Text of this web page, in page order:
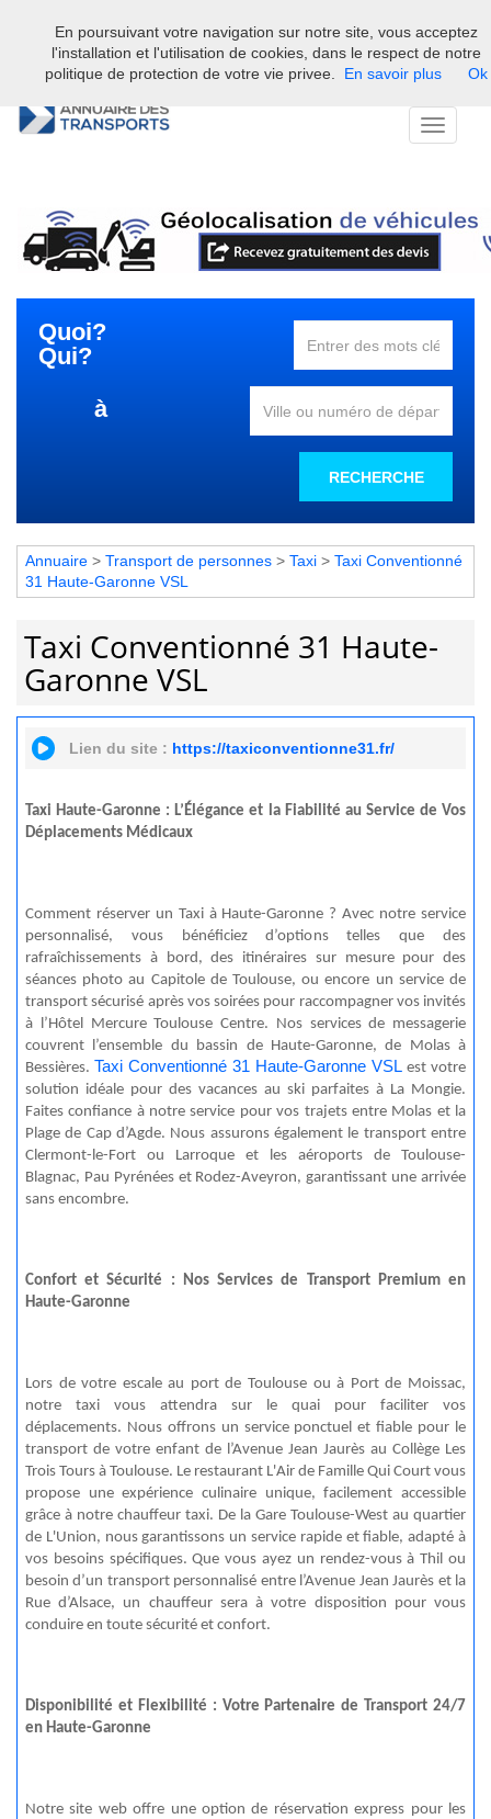
Bienvenue sur l'annuaire professionnel du transport et de la la
logistique en France.
Toggle
Quoi?
Qui?
à
RECHERCHE
Annuaire > Transport de personnes > Taxi > Taxi Conventionné
31 Haute-Garonne VSL
Taxi Conventionné 31 Haute-
Garonne VSL
Lien du site : https://taxiconventionne31.fr/
Taxi Haute-Garonne : L’Élégance et la Fiabilité au Service de Vos
Déplacements Médicaux
Comment réserver un Taxi à Haute-Garonne ? Avec notre service
personnalisé, vous bénéficiez d’options telles que des
rafraîchissements à bord, des itinéraires sur mesure pour des
séances photo au Capitole de Toulouse, ou encore un service de
transport sécurisé après vos soirées pour raccompagner vos invités
à l’Hôtel Mercure Toulouse Centre. Nos services de messagerie
couvrent l’ensemble du bassin de Haute-Garonne, de Molasà
Bessières. Taxi Conventionné 31 Haute-Garonne VSL est votre
solution idéale pour des vacances au ski parfaites à La Mongie.
Faites confiance à notre service pour vos trajets entre Molas et la
Plage de Cap d’Agde. Nous assurons également le transport entre
Clermont-le-Fort ou Larroque et les aéroports de Toulouse-
Blagnac, Pau Pyrénées et Rodez-Aveyron, garantissant une arrivée
sans encombre.
Confort et Sécurité : Nos Services de Transport Premium en
Haute-Garonne
Lors de votre escale au port de Toulouse ou à Port de Moissac,
notre taxi vous attendra sur le quai pour faciliter vos
déplacements. Nous offrons un service ponctuel et fiable pour le
transport de votre enfant de l’Avenue Jean Jaurès au Collège Les
Trois Tours à Toulouse. Le restaurant L'Air de Famille Qui Court vous
propose une expérience culinaire unique, facilement accessible
grâce à notre chauffeur taxi. De la Gare Toulouse-West au quartier
de L'Union, nous garantissons un service rapide et fiable, adapté à
vos besoins spécifiques. Que vous ayez un rendez-vous àThil ou
besoin d’un transport personnalisé entre l’Avenue Jean Jaurès et la
Rue d’Alsace, un chauffeur sera à votre disposition pour vous
conduire en toute sécurité et confort.
Disponibilité et Flexibilité : Votre Partenaire de Transport 24/7
en Haute-Garonne
Notre site web offre une option de réservation express pour les
En poursuivant votre navigation sur notre site, vous acceptez
l'installation et l'utilisation de cookies, dans le respect de notre
politique de protection de votre vie privee.
En savoir plus Ok